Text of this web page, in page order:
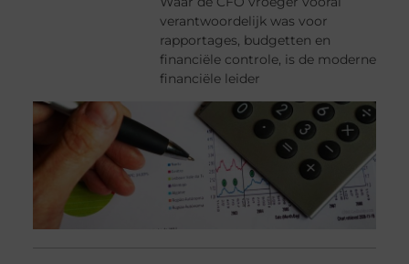
verantwoordelijk was voor
rapportages, budgetten en
financiële controle, is de moderne
financiële leider